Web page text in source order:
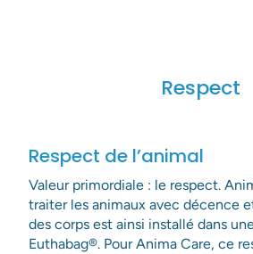
Respect
Respect de l’animal
Valeur primordiale : le respect.
traiter les animaux avec décence
des corps est ainsi installé dans
Euthabag®. Pour Anima Care, ce